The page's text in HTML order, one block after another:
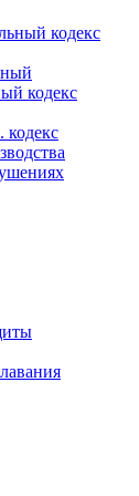
кодекс
кодекс
кодекс